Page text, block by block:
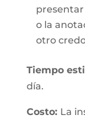
o la
otro
Tiempo
día.
Costo: La